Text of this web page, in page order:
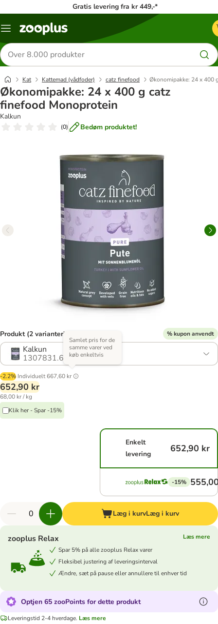
Gratis levering fra kr 449,-*
Menu
Søg
efter
produkter
Kat Kattemad (vådfoder) catz finefood Økonomipakke: 24 x 400
Økonomipakke: 24 x 400 g catz
finefood Monoprotein
Kalkun
(0) Bedøm produktet!
Produkt (2 varianter) % kupon anvendt
Kalkun
1307831.6
-2.2% Individuelt667,60 kr
Samlet pris for de
samme varer ved
køb enkeltvis
652,90 kr
68,00 kr / kg
Klik her - Spar -15%
Enkelt
levering
652,90 kr
-15%
Læg i kurvLæg i kurv
zooplus Relax
Læs mere
Spar 5% på alle zooplus Relax varer
Fleksibel justering af leveringsinterval
Ændre, sæt på pause eller annullere til enhver tid
Optjen 65 zooPoints for dette produkt
Leveringstid 2-4 hverdage. Læs mere